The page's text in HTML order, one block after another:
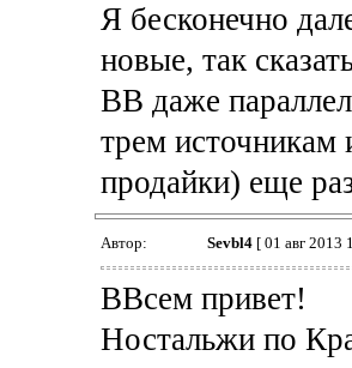
Я бесконечно
новые, так
ВВ даже
трем источникам
продайки) еще
Автор: Sevbl4[ 01 авг 2013
ВВсем привет!
Ностальжи по